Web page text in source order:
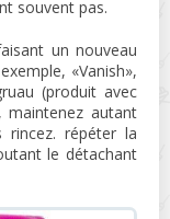
souvent pas.
un nouveau
«Vanish»,
(produit avec
maintenez autant
rincez. répéter la
le détachant